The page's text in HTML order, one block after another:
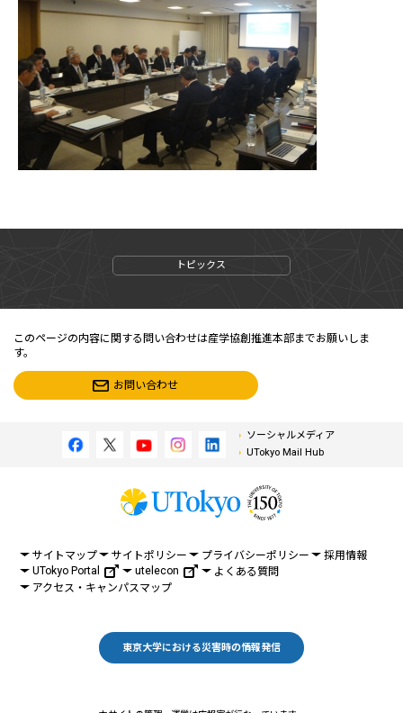
トピックス
このページの内容に関する問い合わせは産学協創推進本部までお願いしま
す。
お問い合わせ
ソーシャルメディア
UTokyo Mail Hub
サイトマップ サイトポリシー プライバシーポリシー
採用情報
UTokyo Portal
utelecon
よくある質問
アクセス・キャンパスマップ
東京大学における災害時の情報発信